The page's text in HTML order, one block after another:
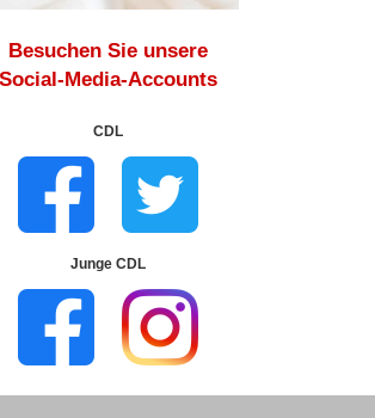
Besuchen Sie unsere
Social-Media-Accounts
CDL
Junge CDL